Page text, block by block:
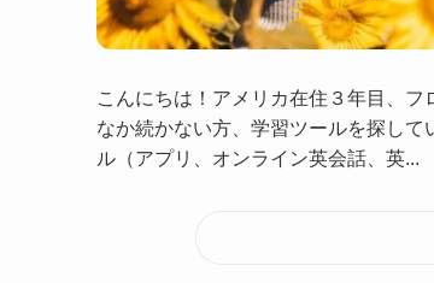
こんにちは！アメリカ在住３年目、
なか続かない方、学習ツールを探し
ル（アプリ、オンライン英会話、英...